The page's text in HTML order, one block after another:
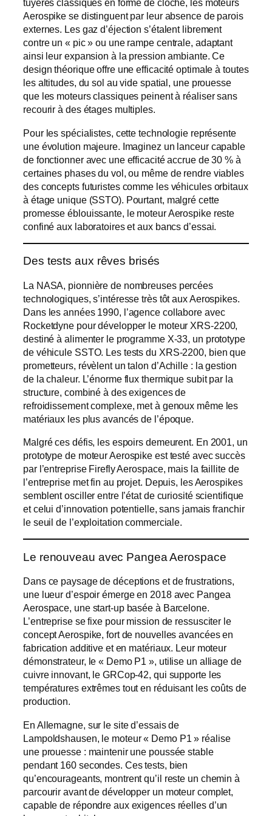
tuyères classiques en forme de cloche, les moteurs
Aerospike se distinguent par leur absence de parois
externes. Les gaz d’éjection s’étalent librement
contre un « pic » ou une rampe centrale, adaptant
ainsi leur expansion à la pression ambiante. Ce
design théorique offre une efficacité optimale à toutes
les altitudes, du sol au vide spatial, une prouesse
que les moteurs classiques peinent à réaliser sans
recourir à des étages multiples.
Pour les spécialistes, cette technologie représente
une évolution majeure. Imaginez un lanceur capable
de fonctionner avec une efficacité accrue de 30 % à
certaines phases du vol, ou même de rendre viables
des concepts futuristes comme les véhicules orbitaux
à étage unique (SSTO). Pourtant, malgré cette
promesse éblouissante, le moteur Aerospike reste
confiné aux laboratoires et aux bancs d’essai.
Des tests aux rêves brisés
La NASA, pionnière de nombreuses percées
technologiques, s’intéresse très tôt aux Aerospikes.
Dans les années 1990, l’agence collabore avec
Rocketdyne pour développer le moteur XRS-2200,
destiné à alimenter le programme X-33, un prototype
de véhicule SSTO. Les tests du XRS-2200, bien que
prometteurs, révèlent un talon d’Achille : la gestion
de la chaleur. L’énorme flux thermique subit par la
structure, combiné à des exigences de
refroidissement complexe, met à genoux même les
matériaux les plus avancés de l’époque.
Malgré ces défis, les espoirs demeurent. En 2001, un
prototype de moteur Aerospike est testé avec succès
par l’entreprise Firefly Aerospace, mais la faillite de
l’entreprise met fin au projet. Depuis, les Aerospikes
semblent osciller entre l’état de curiosité scientifique
et celui d’innovation potentielle, sans jamais franchir
le seuil de l’exploitation commerciale.
Le renouveau avec Pangea Aerospace
Dans ce paysage de déceptions et de frustrations,
une lueur d’espoir émerge en 2018 avec Pangea
Aerospace, une start-up basée à Barcelone.
L’entreprise se fixe pour mission de ressusciter le
concept Aerospike, fort de nouvelles avancées en
fabrication additive et en matériaux. Leur moteur
démonstrateur, le « Demo P1 », utilise un alliage de
cuivre innovant, le GRCop-42, qui supporte les
températures extrêmes tout en réduisant les coûts de
production.
En Allemagne, sur le site d’essais de
Lampoldshausen, le moteur « Demo P1 » réalise
une prouesse : maintenir une poussée stable
pendant 160 secondes. Ces tests, bien
qu’encourageants, montrent qu’il reste un chemin à
parcourir avant de développer un moteur complet,
capable de répondre aux exigences réelles d’un